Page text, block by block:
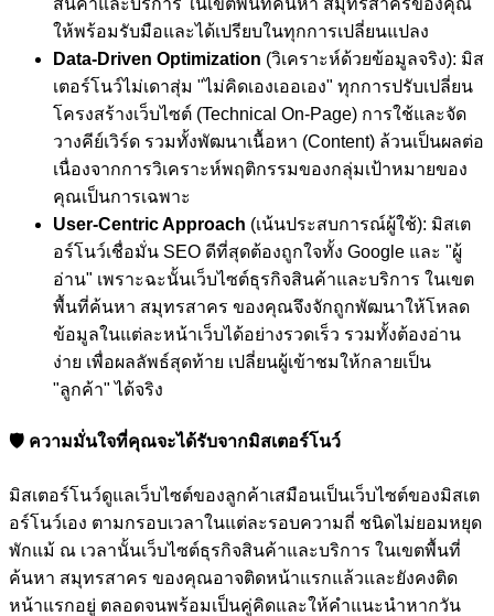
สินค้าและบริการ ในเขตพื้นที่ค้นหา สมุทรสาครของคุณ
ให้พร้อมรับมือและได้เปรียบในทุกการเปลี่ยนแปลง
Data-Driven Optimization (วิเคราะห์ด้วยข้อมูลจริง): มิส
เตอร์โนว์ไม่เดาสุ่ม "ไม่คิดเองเออเอง" ทุกการปรับเปลี่ยน
โครงสร้างเว็บไซต์ (Technical On-Page) การใช้และจัด
วางคีย์เวิร์ด รวมทั้งพัฒนาเนื้อหา (Content) ล้วนเป็นผลต่อ
เนื่องจากการวิเคราะห์พฤติกรรมของกลุ่มเป้าหมายของ
คุณเป็นการเฉพาะ
User-Centric Approach (เน้นประสบการณ์ผู้ใช้): มิสเต
อร์โนว์เชื่อมั่น SEO ดีที่สุดต้องถูกใจทั้ง Google และ "ผู้
อ่าน" เพราะฉะนั้นเว็บไซต์ธุรกิจสินค้าและบริการ ในเขต
พื้นที่ค้นหา สมุทรสาคร ของคุณจึงจักถูกพัฒนาให้โหลด
ข้อมูลในแต่ละหน้าเว็บได้อย่างรวดเร็ว รวมทั้งต้องอ่าน
ง่าย เพื่อผลลัพธ์สุดท้าย เปลี่ยนผู้เข้าชมให้กลายเป็น
"ลูกค้า" ได้จริง
🛡️ ความมั่นใจที่คุณจะได้รับจากมิสเตอร์โนว์
มิสเตอร์โนว์ดูแลเว็บไซต์ของลูกค้าเสมือนเป็นเว็บไซต์ของมิสเต
อร์โนว์เอง ตามกรอบเวลาในแต่ละรอบความถี่ ชนิดไม่ยอมหยุด
พักแม้ ณ เวลานั้นเว็บไซต์ธุรกิจสินค้าและบริการ ในเขตพื้นที่
ค้นหา สมุทรสาคร ของคุณอาจติดหน้าแรกแล้วและยังคงติด
หน้าแรกอยู่ ตลอดจนพร้อมเป็นคู่คิดและให้คำแนะนำหากวัน